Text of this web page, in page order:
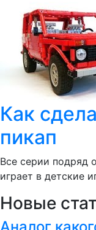
Как
пикап
Все серии подряд
играет в детские
Новые